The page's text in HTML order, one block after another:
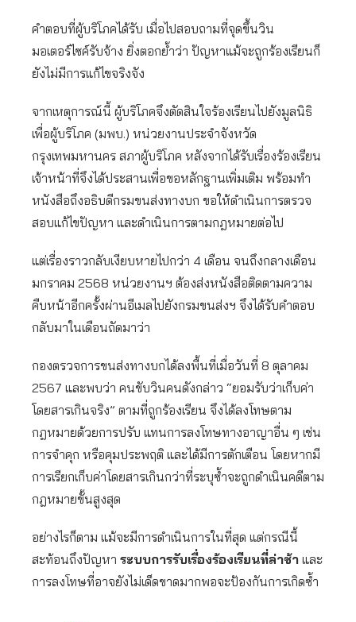
คำตอบที่ผู้บริโภคได้รับ เมื่อไปสอบถามที่จุดขึ้นวิน
มอเตอร์ไซค์รับจ้าง ยิ่งตอกย้ำว่า ปัญหาแม้จะถูกร้องเรียนก็
ยังไม่มีการแก้ไขจริงจัง
จากเหตุการณ์นี้ ผู้บริโภคจึงตัดสินใจร้องเรียนไปยังมูลนิธิ
เพื่อผู้บริโภค (มพบ.) หน่วยงานประจำจังหวัด
กรุงเทพมหานคร สภาผู้บริโภค หลังจากได้รับเรื่องร้องเรียน
เจ้าหน้าที่จึงได้ประสานเพื่อขอหลักฐานเพิ่มเติม พร้อมทำ
หนังสือถึงอธิบดีกรมขนส่งทางบก ขอให้ดำเนินการตรวจ
สอบแก้ไขปัญหา และดำเนินการตามกฎหมายต่อไป
แต่เรื่องราวกลับเงียบหายไปกว่า 4 เดือน จนถึงกลางเดือน
มกราคม 2568 หน่วยงานฯ ต้องส่งหนังสือติดตามความ
คืบหน้าอีกครั้งผ่านอีเมลไปยังกรมขนส่งฯ จึงได้รับคำตอบ
กลับมาในเดือนถัดมาว่า
กองตรวจการขนส่งทางบกได้ลงพื้นที่เมื่อวันที่ 8 ตุลาคม
2567 และพบว่า คนขับวินคนดังกล่าว “ยอมรับว่าเก็บค่า
โดยสารเกินจริง” ตามที่ถูกร้องเรียน จึงได้ลงโทษตาม
กฎหมายด้วยการปรับ แทนการลงโทษทางอาญาอื่น ๆ เช่น
การจำคุก หรือคุมประพฤติ และได้มีการตักเตือน โดยหากมี
การเรียกเก็บค่าโดยสารเกินกว่าที่ระบุซ้ำจะถูกดำเนินคดีตาม
กฎหมายขั้นสูงสุด
อย่างไรก็ตาม แม้จะมีการดำเนินการในที่สุด แต่กรณีนี้
สะท้อนถึงปัญหา ระบบการรับเรื่องร้องเรียนที่ล่าช้า และ
การลงโทษที่อาจยังไม่เด็ดขาดมากพอจะป้องกันการเกิดซ้ำ